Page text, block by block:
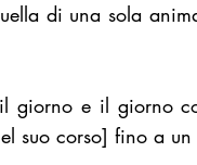
di una sola
e il giorno
suo corso] fino a un